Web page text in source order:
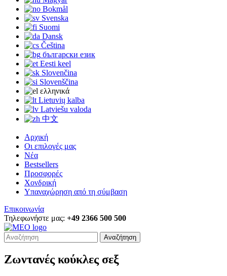
Bokmål
Svenska
Suomi
Dansk
Čeština
български език
Eesti keel
Slovenčina
Slovenščina
ελληνικά
Lietuvių kalba
Latviešu valoda
中文
Αρχική
Οι επιλογές μας
Νέα
Bestsellers
Προσφορές
Χονδρική
Υπαναχώρηση από τη σύμβαση
Επικοινωνία
Τηλεφωνήστε μας: +49 2366 500 500
Αναζήτηση
Ζωντανές κούκλες σεξ